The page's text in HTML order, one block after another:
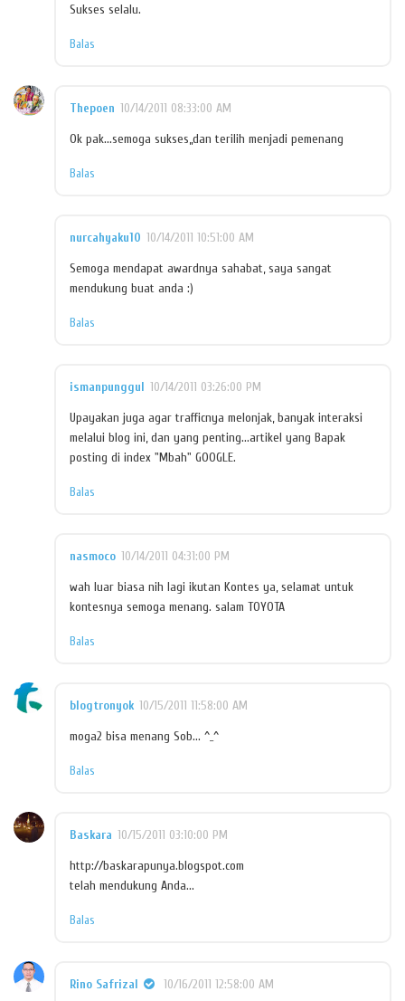
Sukses selalu.
Balas
Thepoen 10/14/2011 08:33:00 AM
Ok pak...semoga sukses,,dan terilih menjadi pemenang
Balas
nurcahyaku10 10/14/2011 10:51:00 AM
Semoga mendapat awardnya sahabat, saya sangat
mendukung buat anda :)
Balas
ismanpunggul 10/14/2011 03:26:00 PM
Upayakan juga agar trafficnya melonjak, banyak interaksi
melalui blog ini, dan yang penting...artikel yang Bapak
posting di index "Mbah" GOOGLE.
Balas
nasmoco 10/14/2011 04:31:00 PM
wah luar biasa nih lagi ikutan Kontes ya, selamat untuk
kontesnya semoga menang. salam TOYOTA
Balas
blogtronyok 10/15/2011 11:58:00 AM
moga2 bisa menang Sob... ^_^
Balas
Baskara 10/15/2011 03:10:00 PM
http://baskarapunya.blogspot.com
telah mendukung Anda...
Balas
Rino Safrizal
10/16/2011 12:58:00 AM